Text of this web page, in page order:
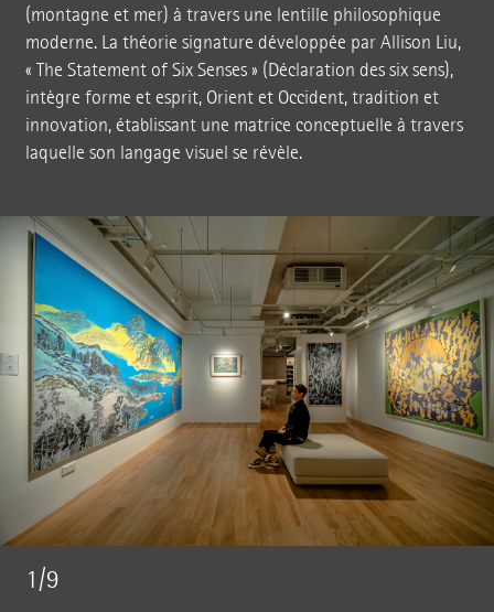
(montagne et mer) à travers une lentille philosophique
moderne. La théorie signature développée par Allison Liu,
« The Statement of Six Senses » (Déclaration des six sens),
intègre forme et esprit, Orient et Occident, tradition et
innovation, établissant une matrice conceptuelle à travers
laquelle son langage visuel se révèle.
1/9